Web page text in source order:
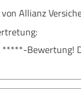
Allianz
*****-Bewertung!